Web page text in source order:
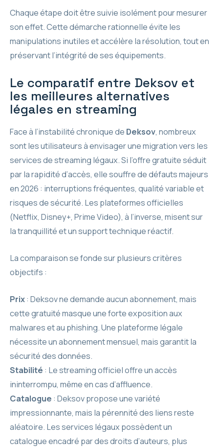
Chaque étape doit être suivie isolément pour mesurer
son effet. Cette démarche rationnelle évite les
manipulations inutiles et accélère la résolution, tout en
préservant l’intégrité de ses équipements.
Le comparatif entre Deksov et
les meilleures alternatives
légales en streaming
Face à l’instabilité chronique de Deksov, nombreux
sont les utilisateurs à envisager une migration vers les
services de streaming légaux. Si l’offre gratuite séduit
par la rapidité d’accès, elle souffre de défauts majeurs
en 2026 : interruptions fréquentes, qualité variable et
risques de sécurité. Les plateformes officielles
(Netflix, Disney+, Prime Video), à l’inverse, misent sur
la tranquillité et un support technique réactif.
La comparaison se fonde sur plusieurs critères
objectifs :
Prix: Deksov ne demande aucun abonnement, mais
cette gratuité masque une forte exposition aux
malwares et au phishing. Une plateforme légale
nécessite un abonnement mensuel, mais garantit la
sécurité des données.
Stabilité : Le streaming officiel offre un accès
ininterrompu, même en cas d’affluence.
Catalogue : Deksov propose une variété
impressionnante, mais la pérennité des liens reste
aléatoire. Les services légaux possèdent un
catalogue encadré par des droits d’auteurs, plus